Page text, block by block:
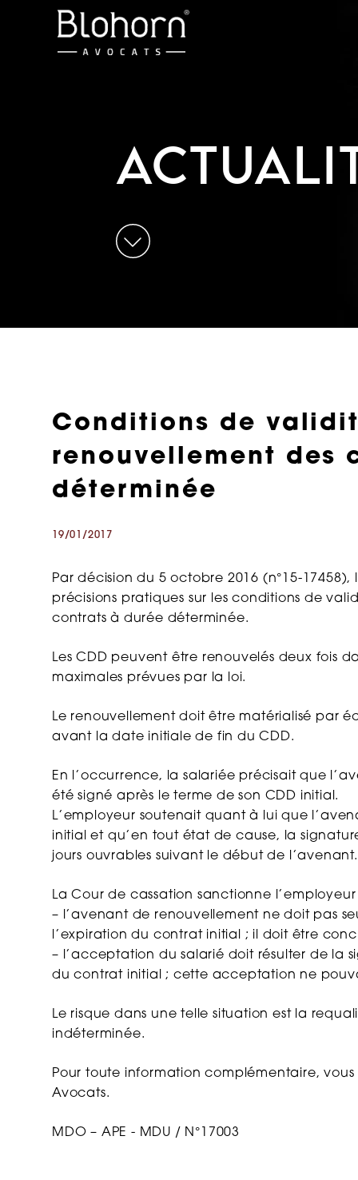
Conditions de
renouvellement des
déterminée
19/01/2017
Par décision du 5 octobre 2016 (n°15-
précisions pratiques sur les conditions de
contrats à durée déterminée.
Les CDD peuvent être renouvelés deux fois
maximales prévues par la loi.
Le renouvellement doit être matérialisé par
avant la date initiale de fin du CDD.
En l’occurrence, la salariée précisait que
été signé après le terme de son CDD initial.
L’employeur soutenait quant à lui que
initial et qu’en tout état de cause, la
jours ouvrables suivant le début de l’avenant.
La Cour de cassation sanctionne
– l’avenant de renouvellement ne doit pas
l’expiration du contrat initial ; il doit être
– l’acceptation du salarié doit résulter de la
du contrat initial ; cette acceptation ne
Le risque dans une telle situation est la
indéterminée.
Pour toute information complémentaire,
Avocats.
MDO – APE - MDU / N°17003